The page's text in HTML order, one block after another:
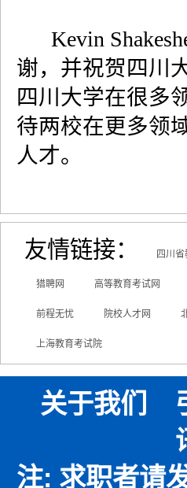
Kevin
谢，并祝贺四川
四川大学在很多
待两校在更多领
人才。
友情链接： 四川
猎聘网 高等教育考试网
前程无忧 院校人才网
上海教育考试院
关于我们
注: 求职者请